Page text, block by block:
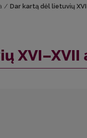
/ Dar kartą dėl lietuvių
XVI–XVII